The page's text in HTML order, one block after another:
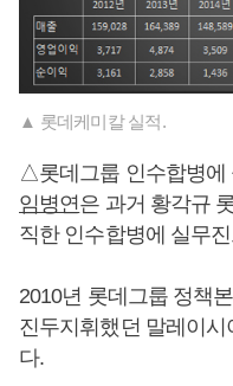
▲ 롯데케미칼 실적.
△롯데그룹 인수합병에
임병연은 과거 황각규
직한 인수합병에 실무
2010년 롯데그룹 정책
진두지휘했던 말레이
다.